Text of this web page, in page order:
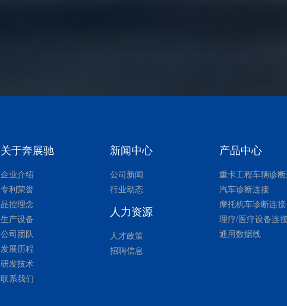
关于奔展驰
企业介绍
专利荣誉
品控理念
生产设备
公司团队
发展历程
研发技术
联系我们
新闻中心
公司新闻
行业动态
人力资源
人才政策
招聘信息
产品中心
重卡工程车辆诊
汽车诊断连接
摩托机车诊断连接
理疗/医疗设备连
通用数据线